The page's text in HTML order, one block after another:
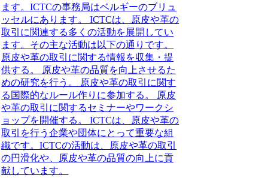
ます。ICTCの事務局はベルギーのブリュ
ッセルにあります。 ICTCは、原皮や革の
取引に関連する多くの活動を展開してい
ます。その主な活動は以下の通りです。
原皮や革の取引に関する情報を収集・提
供する。 原皮や革の品質を向上させるた
めの研究を行う。 原皮や革の取引に関す
る国際的なルール作りに参加する。 原皮
や革の取引に関するセミナーやワークシ
ョップを開催する。 ICTCは、原皮や革の
取引を行う企業や団体にとって重要な組
織です。ICTCの活動は、原皮や革の取引
の円滑化や、原皮や革の品質の向上に貢
献しています。